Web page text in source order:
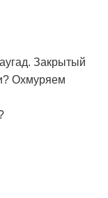
Закрытый
Охмуряем